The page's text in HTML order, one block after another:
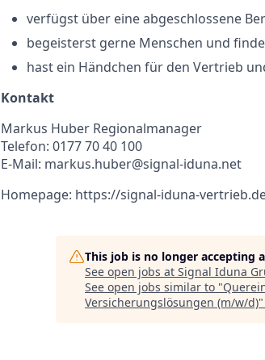
verfügst über eine abgeschlossene
begeisterst gerne Menschen und
hast ein Händchen für den Vertrieb
Kontakt
Markus Huber Regionalmanager
Telefon: 0177 70 40 100
E-Mail: markus.huber@signal-iduna.net
Homepage: https://signal-iduna-
This job is no longer accepting
See open jobs at Signal Iduna
See open jobs similar to "
Versicherungslösungen (m/w/d)"